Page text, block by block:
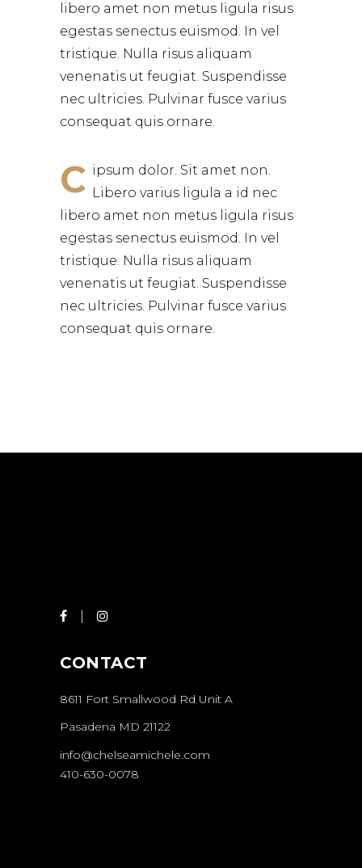
libero amet non metus ligula risus
egestas senectus euismod. In vel
tristique. Nulla risus aliquam
venenatis ut feugiat. Suspendisse
nec ultricies. Pulvinar fusce varius
consequat quis ornare.
C ipsum dolor. Sit amet non.
Libero varius ligula a id nec
libero amet non metus ligula risus
egestas senectus euismod. In vel
tristique. Nulla risus aliquam
venenatis ut feugiat. Suspendisse
nec ultricies. Pulvinar fusce varius
consequat quis ornare.
CONTACT
8611 Fort Smallwood Rd Unit A
Pasadena MD 21122
info@chelseamichele.com
410-630-0078